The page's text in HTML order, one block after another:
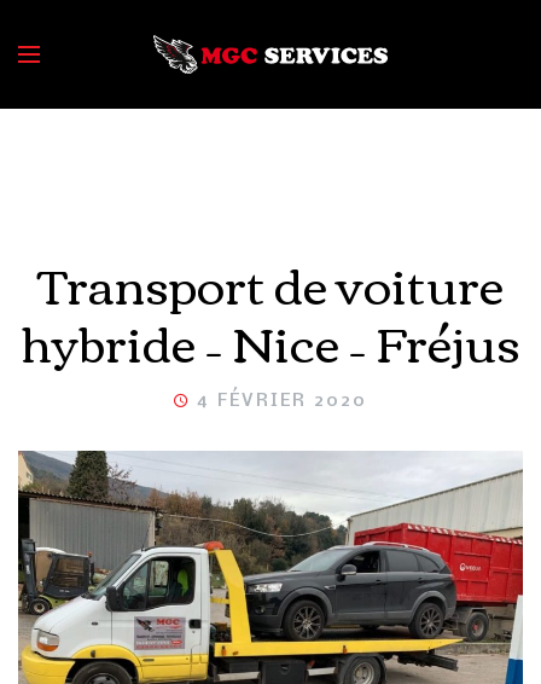
Transport de voiture
hybride – Nice – Fréjus
4 FÉVRIER 2020